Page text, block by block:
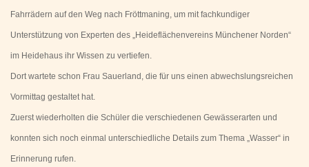
Fahrrädern auf den Weg nach Fröttmaning, um mit fachkundiger
Unterstützung von Experten des „Heideflächenvereins Münchener Norden“
im Heidehaus ihr Wissen zu vertiefen.
Dort wartete schon Frau Sauerland, die für uns einen abwechslungsreichen
Vormittag gestaltet hat.
Zuerst wiederholten die Schüler die verschiedenen Gewässerarten und
konnten sich noch einmal unterschiedliche Details zum Thema „Wasser“ in
Erinnerung rufen.